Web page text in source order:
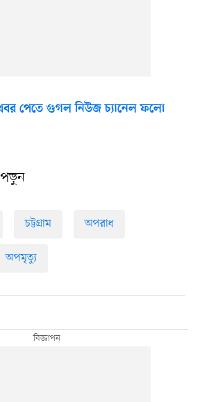
পেতে গুগল নিউজ চ্যানেল ফলো
চট্টগ্রাম অপরাধ
অপমৃত্যু